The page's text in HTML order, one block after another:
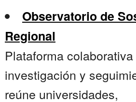
Observatorio de
Regional
Plataforma
investigación y
reúne universidades,